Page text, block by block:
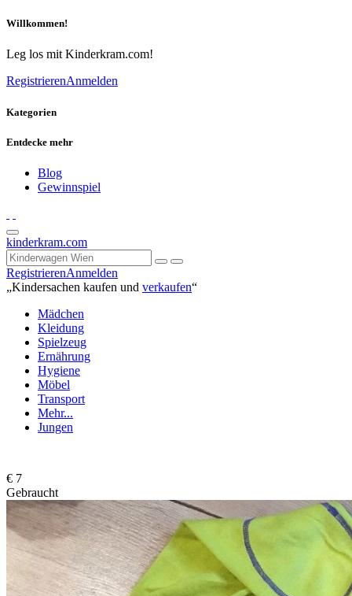
Willkommen!
Leg los mit Kinderkram.com!
RegistrierenAnmelden
Kategorien
Entdecke mehr
Blog
Gewinnspiel
kinderkram.com
RegistrierenAnmelden
„Kindersachen kaufen und verkaufen“
Mädchen
Kleidung
Spielzeug
Ernährung
Hygiene
Möbel
Transport
Mehr...
Jungen
€ 7
Gebraucht